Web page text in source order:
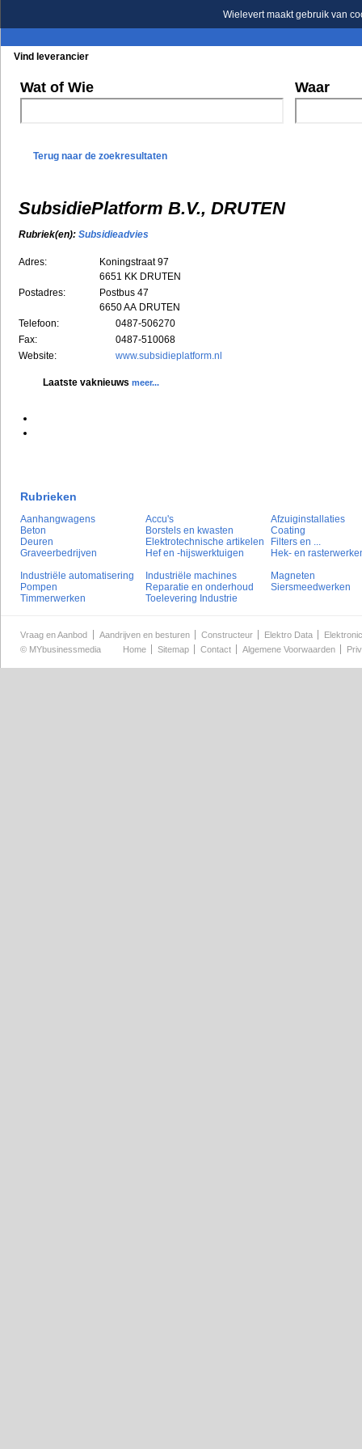
Wielevert maakt gebruik van
Vind leverancier
Wat of Wie Waar
Terug naar de zoekresultaten
SubsidiePlatform B.V., DRUTEN
Rubriek(en): Subsidieadvies
Adres:
Koningstraat 97
6651 KK DRUTEN
Postadres:
Postbus 47
6650 AA DRUTEN
Telefoon:
0487-506270
Fax:
0487-510068
Website:
www.subsidieplatform.nl
Laatste vaknieuws meer...
Rubrieken
Aanhangwagens Accu's
Afzuiginstallaties
Beton
Borstels en kwasten
Coating
Deuren
Elektrotechnische artikelen
Filters en ...
Graveerbedrijven
Hef en -hijswerktuigen
Hek- en
Industriële automatisering
Industriële machines
Magneten
Pompen
Reparatie en onderhoud
Siersmeedwerken
Timmerwerken
Toelevering Industrie
Vraag en Aanbod Aandrijven en besturen Constructeur Elektro Data
© MYbusinessmedia Home Sitemap Contact Algemene Voorwaarden